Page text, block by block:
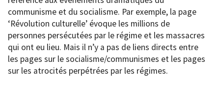
communisme et du socialisme. Par exemple, la page
‘Révolution culturelle’ évoque les millions de
personnes persécutées par le régime et les massacres
qui ont eu lieu. Mais il n’y a pas de liens directs entre
les pages sur le socialisme/communismes et les pages
sur les atrocités perpétrées par les régimes.